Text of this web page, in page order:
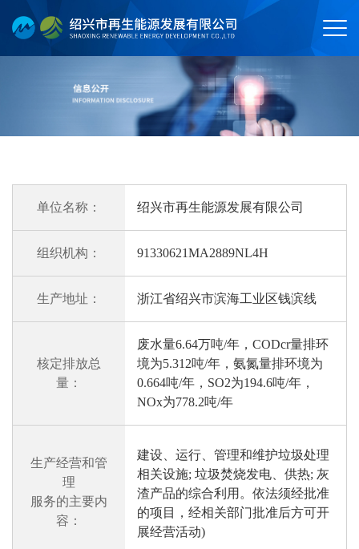
单位名称： 绍兴市再生能源发展有限公司
组织机构： 91330621MA2889NL4H
生产地址： 浙江省绍兴市滨海工业区钱滨线
核定排放总
量：
废水量6.64万吨/年，CODcr量排环
境为5.312吨/年，氨氮量排环境为
0.664吨/年，SO2为194.6吨/年，
NOx为778.2吨/年
生产经营和管
理
服务的主要内
容：
建设、运行、管理和维护垃圾处理
相关设施; 垃圾焚烧发电、供热; 灰
渣产品的综合利用。依法须经批准
的项目，经相关部门批准后方可开
展经营活动)